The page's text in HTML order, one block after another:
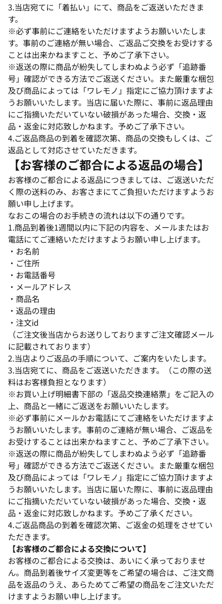
3.当店宛てに「着払い」にて、商品をご返送いただきま
す。
※必ず事前にご連絡をいただけますようお願いいたしま
す。事前のご連絡が無い場合、ご返品ご交換をお受けする
ことは出来かねますこと、予めご了承下さい。
※返送の際に商品が紛失してしまわぬよう必ず「追跡番
号」確認ができる方法でご返送ください。また厳重な梱包
及び商品によっては「ワレモノ」指定にご協力頂けますよ
うお願いいたします。当店に届いた際に、事前に返品理由
にご指摘いただいていない破損があった場合、交換・返
品・返金に対応致しかねます。予めご了承下さい。
4.ご返品商品の到着を確認次第、商品の交換もしくは、ご
返品として対応させていただきます。
【お客様のご都合による返品の場合】
お客様のご都合による返品につきましては、ご返送いただ
く際の送料のみ、お客さまにてご負担いただけますようお
願い申し上げます。
なおこの場合のお手続きの流れは以下の通りです。
1.商品到着後1週間以内に下記の内容を、メールまたはお
電話にてご連絡いただけますようお願い申し上げます。
・お名前
・ご住所
・お電話番号
・メールアドレス
・商品名
・返品の理由
・注文id
（ご注文後当店からお送りしておりますご注文確認メール
に記載されております）
2.当店よりご返品の手順について、ご案内をいたします。
3.当店宛てに、商品をご返送いただきます。（この際の送
料はお客様負担となります）
※お買い上げ明細書下部の「返品交換連絡票」をご記入の
上、商品と一緒にご返送をお願いいたします。
※必ず事前にメールかお電話にてご連絡をいただけますよ
うお願いいたします。事前のご連絡が無い場合、ご返品を
お受けすることは出来かねますこと、予めご了承下さい。
※返送の際に商品が紛失してしまわぬよう必ず「追跡番
号」確認ができる方法でご返送ください。また厳重な梱包
及び商品によっては「ワレモノ」指定にご協力頂けますよ
うお願いいたします。当店に届いた際に、事前に返品理由
にご指摘いただいていない破損があった場合、交換・返
品・返金に対応致しかねます。予めご了承ください。
4.ご返品商品の到着を確認次第、ご返金の処理をさせてい
ただきます。
【お客様のご都合による交換について】
お客様のご都合による交換は、あいにく承っておりませ
ん。商品到着後サイズ変更等をご希望の場合は、ご注文商
品を返品のうえ、あらためてご希望の商品をご注文いただ
けますようお願い申し上げます。